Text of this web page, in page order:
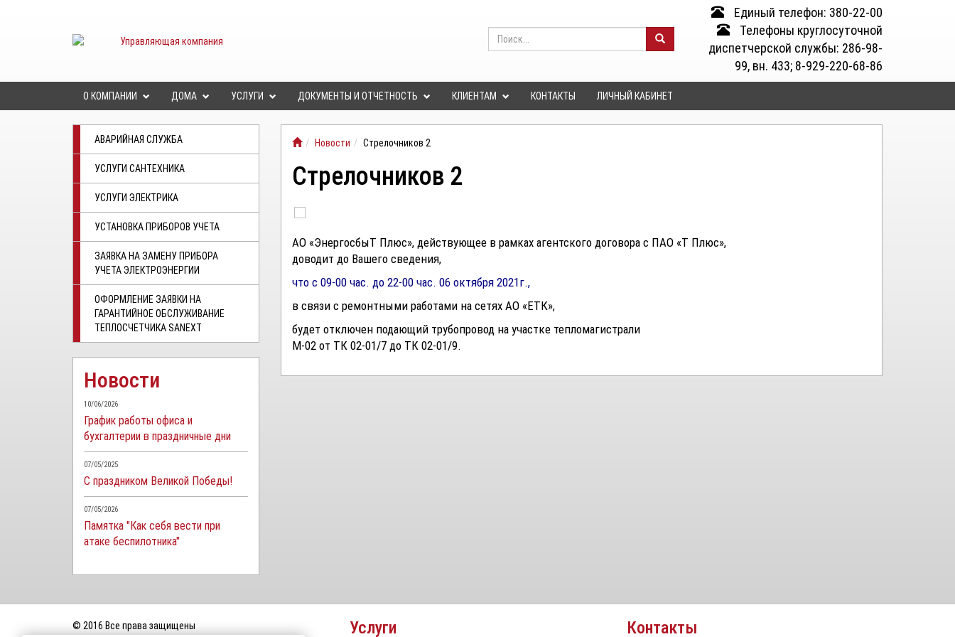
Единый телефон: 380-22-00
Телефоны круглосуточной
диспетчерской службы: 286-98-
99, вн. 433; 8-929-220-68-86
О КОМПАНИИ ДОМА УСЛУГИ ДОКУМЕНТЫ И ОТЧЕТНОСТЬ КЛИЕНТАМ КОНТАКТЫ ЛИЧНЫЙ КАБИНЕТ
АВАРИЙНАЯ СЛУЖБА
УСЛУГИ САНТЕХНИКА
УСЛУГИ ЭЛЕКТРИКА
УСТАНОВКА ПРИБОРОВ УЧЕТА
ЗАЯВКА НА ЗАМЕНУ ПРИБОРА
УЧЕТА ЭЛЕКТРОЭНЕРГИИ
ОФОРМЛЕНИЕ ЗАЯВКИ НА
ГАРАНТИЙНОЕ ОБСЛУЖИВАНИЕ
ТЕПЛОСЧЕТЧИКА SANEXT
Новости
10/06/2026
График работы офиса и
бухгалтерии в праздничные дни
07/05/2025
С праздником Великой Победы!
07/05/2026
Памятка "Как себя вести при
атаке беспилотника"
Новости Стрелочников 2
Стрелочников 2
АО «ЭнергосбыТ Плюс», действующее в рамках агентского договора с ПАО «Т Плюс»,
доводит до Вашего сведения,
что с 09-00 час. до 22-00 час. 06 октября 2021г.,
в связи с ремонтными работами на сетях АО «ЕТК»,
будет отключен подающий трубопровод на участке тепломагистрали
М-02 от ТК 02-01/7 до ТК 02-01/9.
© 2016 Все права защищены Услуги Контакты